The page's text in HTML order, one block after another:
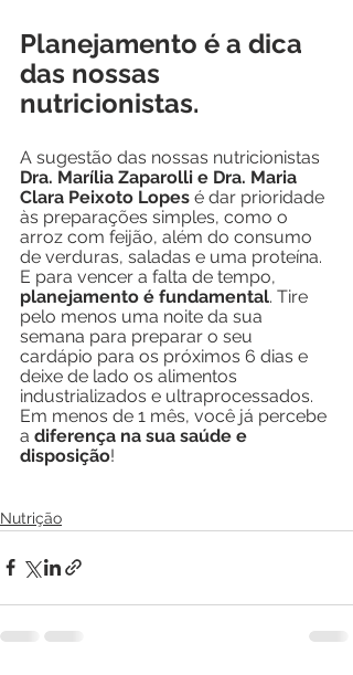
Planejamento é a dica
das nossas
nutricionistas.
A sugestão das nossas nutricionistas
Dra. Marília Zaparolli e Dra. Maria
Clara Peixoto Lopes é dar prioridade
às preparações simples, como o
arroz com feijão, além do consumo
de verduras, saladas e uma proteína.
E para vencer a falta de tempo,
planejamento é fundamental. Tire
pelo menos uma noite da sua
semana para preparar o seu
cardápio para os próximos 6 dias e
deixe de lado os alimentos
industrializados e ultraprocessados.
Em menos de 1 mês, você já percebe
a diferença na sua saúde e
disposição!
Nutrição